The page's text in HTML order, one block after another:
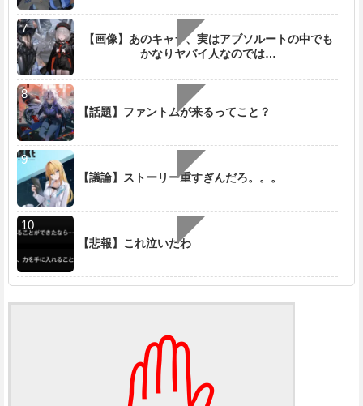
【画像】あのキャラ、実はアブソルートの中でも
かなりヤバイ人なのでは…
【話題】ファントムが来るってこと？
【議論】ストーリー重すぎんだろ。。。
【悲報】これ泣いたわ